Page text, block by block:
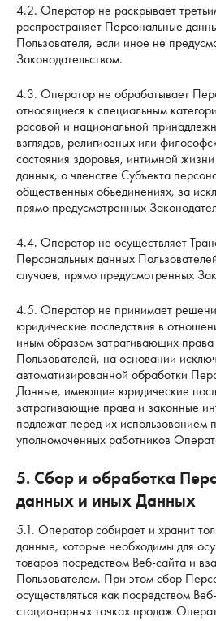
4.2. Оператор не раскрывает
распространяет Персональные
Пользователя, если иное не
Законодательством.
4.3. Оператор не обрабатывает
относящиеся к специальным
расовой и национальной
взглядов, религиозных или
состояния здоровья, интимной
данных, о членстве Субъекта
общественных объединениях, за
прямо предусмотренных
4.4. Оператор не осуществляет
Персональных данных
случаев, прямо предусмотренных
4.5. Оператор не принимает
юридические последствия в
иным образом затрагивающих
Пользователей, на основании
автоматизированной обработки
Данные, имеющие юридические
затрагивающие права и законные
подлежат перед их использованием
уполномоченных работников
5. Сбор и обработка
данных и иных Данных
5.1. Оператор собирает и хранит
данные, которые необходимы для
товаров посредством Веб-сайта и
Пользователем. При этом сбор
осуществляться как посредством
стационарных точках продаж